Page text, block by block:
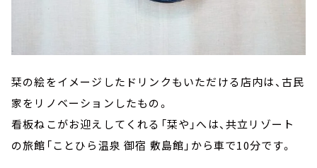
栞の絵をイメージしたドリンクもいただける店内は、古民
家をリノベーションしたもの。
看板ねこがお迎えしてくれる「栞や」へは、共立リゾート
の旅館「ことひら温泉 御宿 敷島館」から車で10分です。